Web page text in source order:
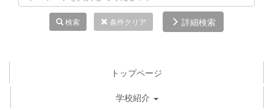
検索 条件クリア 詳細検索
トップページ
学校紹介